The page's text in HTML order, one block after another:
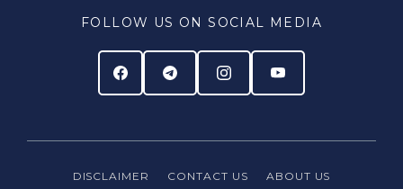
FOLLOW US ON SOCIAL MEDIA
DISCLAIMER CONTACT US
ABOUT US